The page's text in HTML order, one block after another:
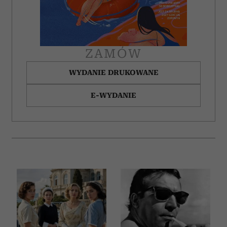
Partnerzy mogą połączyć te informacje z innymi danymi
otrzymanymi od Ciebie lub uzyskanymi podczas
ZAMÓW
WYDANIE DRUKOWANE
E-WYDANIE